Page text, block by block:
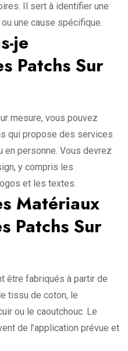
Il sert à identifier une
une cause spécifique.
je
Patchs Sur
mesure, vous pouvez
qui propose des services
en personne. Vous devrez
y compris les
et les textes.
Matériaux
Patchs Sur
être fabriqués à partir de
tissu de coton, le
ou le caoutchouc. Le
de l’application prévue et